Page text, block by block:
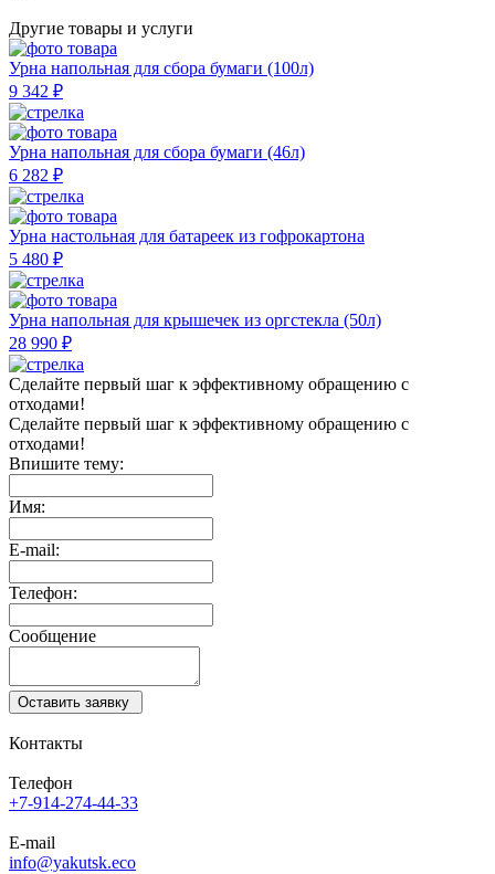
Другие товары и услуги
Урна напольная для сбора бумаги (100л)
9 342 ₽
Урна напольная для сбора бумаги (46л)
6 282 ₽
Урна настольная для батареек из гофрокартона
5 480 ₽
Урна напольная для крышечек из оргстекла (50л)
28 990 ₽
Сделайте первый шаг к эффективному обращению с
отходами!
Сделайте первый шаг к эффективному обращению с
отходами!
Впишите тему:
Имя:
E-mail:
Телефон:
Сообщение
Оставить заявку
Контакты
Телефон
+7-914-274-44-33
E-mail
info@yakutsk.eco